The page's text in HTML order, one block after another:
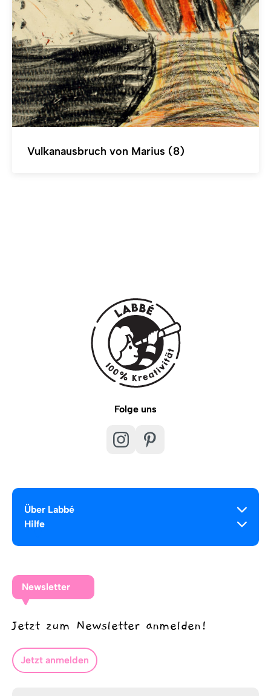
Vulkanausbruch von Marius (8)
Folge uns
Über Labbé
Hilfe
Newsletter
Jetzt zum Newsletter anmelden!
Jetzt anmelden